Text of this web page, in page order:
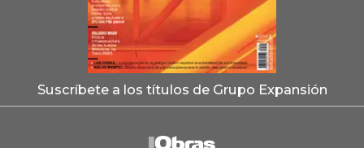
Suscríbete a los títulos de Grupo Expansión